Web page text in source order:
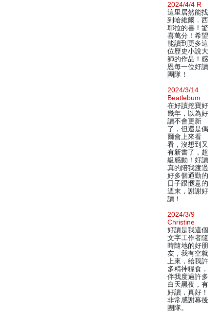
2024/4/4 R
這里居然能找
到哈維爾．西
耶拉的書！驚
喜萬分！希望
能讀到更多這
位歷史小說大
師的作品！感
恩每一位好讀
團隊！
2024/3/14
Beatlebum
在好讀挖寶好
幾年，以為好
讀不會更新
了，但還是偶
爾會上來看
看，沒想到又
有新書了，超
級感動！好讀
真的陪我渡過
好多個通勤的
日子跟愜意的
週末，謝謝好
讀！
2024/3/9
Christine
好讀是我這個
文字工作者隨
時隨地的好朋
友，我有空就
上來，給我許
多精神糧食，
伴我度過許多
白天黑夜，有
好讀，真好！
非常感謝幕後
團隊。